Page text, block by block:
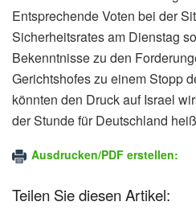
Entsprechende Voten bei der
Sicherheitsrates am Dienstag
Bekenntnisse zu den
Gerichtshofes zu einem Stopp
könnten den Druck auf Israel
der Stunde für Deutschland
Ausdrucken/PDF erstellen:
Teilen Sie diesen Artikel: